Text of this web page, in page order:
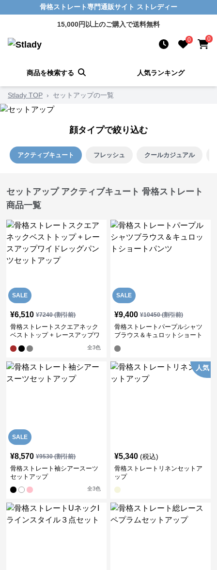
骨格ストレート専門通販サイト ストレディー
15,000円以上のご購入で送料無料
0 0
商品を検索する 人気ランキング
Stlady TOP › セットアップの一覧
顔タイプで絞り込む
アクティブキュート フレッシュ クールカジュアル
セットアップ アクティブキュート 骨格ストレート
商品一覧
SALE
¥6,510 ¥7240(割引前)
骨格ストレートスクエアネック
ベストトップ + レースアップワ
イドレッグパンツセットアップ
全3色
SALE
¥9,400 ¥10450(割引前)
骨格ストレートパープルシャツ
ブラウス＆キュロットショート
SALE
¥8,570 ¥9530(割引前)
骨格ストレート袖シアースーツ
セットアップ
全3色
人気
¥5,340 (税込)
骨格ストレートリネンセットア
ップ